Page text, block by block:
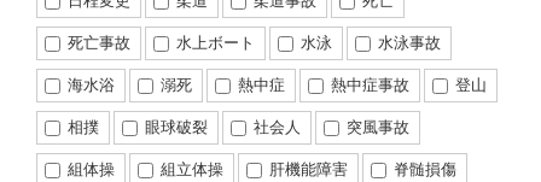
死亡事故
水上ボート 水泳
水泳事故
海水浴
溺死 熱中症 熱中症事故
登山
相撲
眼球破裂 社会人
突風事故
組体操
組立体操 肝機能障害
脊髄損傷